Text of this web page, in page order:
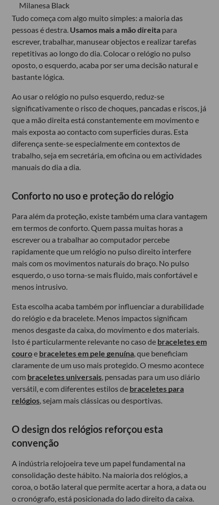
Milanesa Black
Tudo começa com algo muito simples: a maioria das
pessoas é destra. Usamos mais a mão direita para
escrever, trabalhar, manusear objectos e realizar tarefas
repetitivas ao longo do dia. Colocar o relógio no pulso
oposto, o esquerdo, acaba por ser uma decisão natural e
bastante lógica.
Ao usar o relógio no pulso esquerdo, reduz-se
significativamente o risco de choques, pancadas e riscos, já
que a mão direita está constantemente em movimento e
mais exposta ao contacto com superfícies duras. Esta
diferença sente-se especialmente em contextos de
trabalho, seja em secretária, em oficina ou em actividades
manuais do dia a dia.
Conforto no uso e proteção do relógio
Para além da proteção, existe também uma clara vantagem
em termos de conforto. Quem passa muitas horas a
escrever ou a trabalhar ao computador percebe
rapidamente que um relógio no pulso direito interfere
mais com os movimentos naturais do braço. No pulso
esquerdo, o uso torna-se mais fluido, mais confortável e
menos intrusivo.
Esta escolha acaba também por influenciar a durabilidade
do relógio e da bracelete. Menos impactos significam
menos desgaste da caixa, do movimento e dos materiais.
Isto é particularmente relevante no caso de braceletes em
couroe braceletes em pele genuína, que beneficiam
claramente de um uso mais protegido. O mesmo acontece
com braceletes universais, pensadas para um uso diário
versátil, e com diferentes estilos de braceletes para
relógios, sejam mais clássicas ou desportivas.
O design dos relógios reforçou esta
convenção
A indústria relojoeira teve um papel fundamental na
consolidação deste hábito. Na maioria dos relógios, a
coroa, o botão lateral que permite acertar a hora, a data ou
o cronógrafo, está posicionada do lado direito da caixa.